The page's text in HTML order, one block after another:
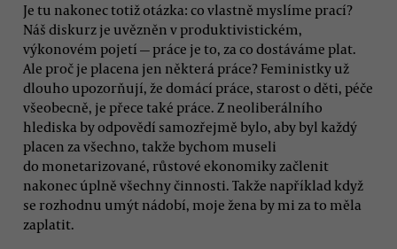
Je tu nakonec totiž otázka: co vlastně myslíme prací?
Náš diskurz je uvězněn v produktivistickém,
výkonovém pojetí — práce je to, za co dostáváme plat.
Ale proč je placena jen některá práce? Feministky už
dlouho upozorňují, že domácí práce, starost o děti, péče
všeobecně, je přece také práce. Z neoliberálního
hlediska by odpovědí samozřejmě bylo, aby byl každý
placen za všechno, takže bychom museli
do monetarizované, růstové ekonomiky začlenit
nakonec úplně všechny činnosti. Takže například když
se rozhodnu umýt nádobí, moje žena by mi za to měla
zaplatit.